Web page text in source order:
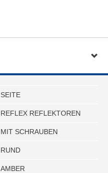
SEITE
REFLEX REFLEKTOREN
MIT SCHRAUBEN
RUND
AMBER